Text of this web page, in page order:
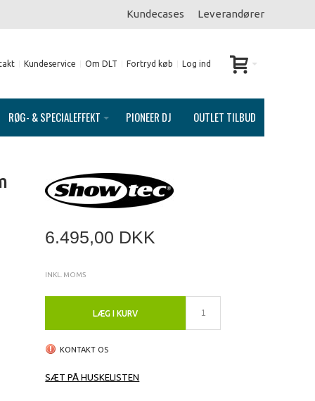
Kundecases Leverandører
Kundeservice Om DLT Fortryd køb Log ind
RØG- & SPECIALEFFEKT PIONEER DJ OUTLET TILBUD
6.495,00 DKK
INKL. MOMS
LÆG I KURV
KONTAKT OS
SÆT PÅ HUSKELISTEN